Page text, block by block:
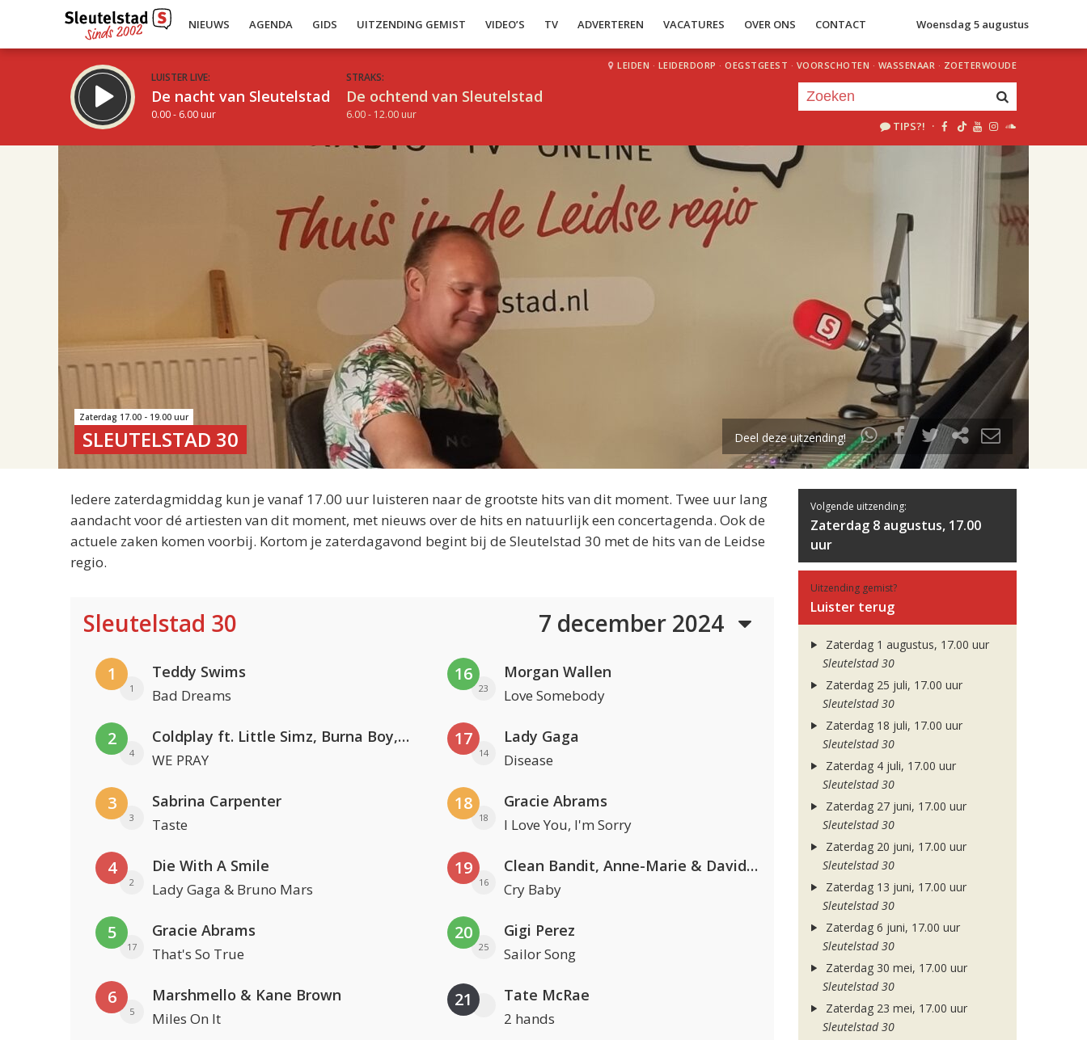
NIEUWS AGENDA GIDS UITZENDING GEMIST VIDEO’S TV ADVERTEREN VACATURES OVER ONS CONTACT Woensdag 5 augustus
LUISTER LIVE:
De nacht van Sleutelstad
0.00 - 6.00 uur
STRAKS:
De ochtend van Sleutelstad
6.00 - 12.00 uur
LEIDEN · LEIDERDORP · OEGSTGEEST · VOORSCHOTEN · WASSENAAR · ZOETERWOUDE
TIPS?! ·
uur 1 van 2
Volgend uur
Zaterdag 17.00 - 19.00 uur
SLEUTELSTAD 30 Deel deze uitzending!
Iedere zaterdagmiddag kun je vanaf 17.00 uur luisteren naar de grootste hits van dit moment. Twee uur lang
aandacht voor dé artiesten van dit moment, met nieuws over de hits en natuurlijk een concertagenda. Ook de
actuele zaken komen voorbij. Kortom je zaterdagavond begint bij de Sleutelstad 30 met de hits van de Leidse
regio.
Sleutelstad 30 7 december 2024
1
1
Teddy Swims
Bad Dreams
2
4
Coldplay ft. Little Simz, Burna Boy, Elyanna & Tini
WE PRAY
3
3
Sabrina Carpenter
Taste
4
2
Die With A Smile
Lady Gaga & Bruno Mars
5
17
Gracie Abrams
That's So True
6
5
Marshmello & Kane Brown
Miles On It
16
23
Morgan Wallen
Love Somebody
17
14
Lady Gaga
Disease
18
18
Gracie Abrams
I Love You, I'm Sorry
19
16
Clean Bandit, Anne-Marie & David Guetta
Cry Baby
20
25
Gigi Perez
Sailor Song
21 Tate McRae
2 hands
Volgende uitzending:
Zaterdag 8 augustus, 17.00
uur
Uitzending gemist?
Luister terug
Zaterdag 1 augustus, 17.00 uur
Sleutelstad 30
Zaterdag 25 juli, 17.00 uur
Sleutelstad 30
Zaterdag 18 juli, 17.00 uur
Sleutelstad 30
Zaterdag 4 juli, 17.00 uur
Sleutelstad 30
Zaterdag 27 juni, 17.00 uur
Sleutelstad 30
Zaterdag 20 juni, 17.00 uur
Sleutelstad 30
Zaterdag 13 juni, 17.00 uur
Sleutelstad 30
Zaterdag 6 juni, 17.00 uur
Sleutelstad 30
Zaterdag 30 mei, 17.00 uur
Sleutelstad 30
Zaterdag 23 mei, 17.00 uur
Sleutelstad 30